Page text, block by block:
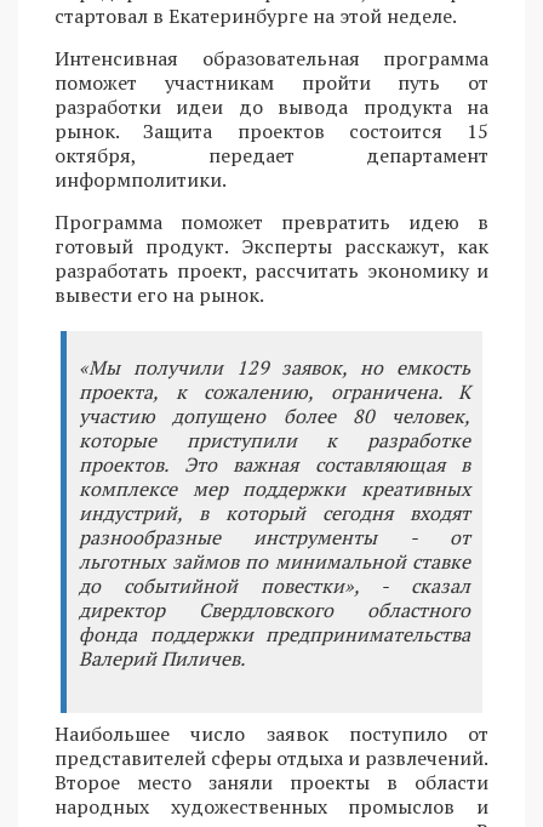
стартовал в Екатеринбурге на этой неделе.
Интенсивная образовательная программа
поможет участникам пройти путь от
разработки идеи до вывода продукта на
рынок. Защита проектов состоится 15
октября, передает департамент
информполитики.
Программа поможет превратить идею в
готовый продукт. Эксперты расскажут, как
разработать проект, рассчитать экономику и
вывести его на рынок.
«Мы получили 129 заявок, но емкость
проекта, к сожалению, ограничена. К
участию допущено более 80 человек,
которые приступили к разработке
проектов. Это важная составляющая в
комплексе мер поддержки креативных
индустрий, в который сегодня входят
разнообразные инструменты - от
льготных займов по минимальной ставке
до событийной повестки», - сказал
директор Свердловского областного
фонда поддержки предпринимательства
Валерий Пиличев.
Наибольшее число заявок поступило от
представителей сферы отдыха и развлечений.
Второе место заняли проекты в области
народных художественных промыслов и